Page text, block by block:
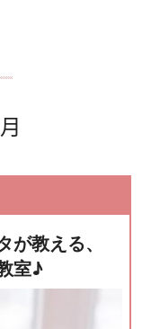
教える、
室♪